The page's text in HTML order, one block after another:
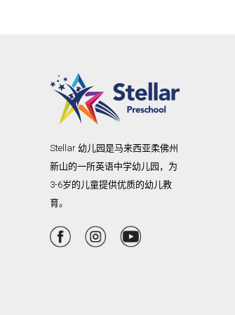
Stellar 幼儿园是马来西亚柔佛州
新山的一所英语中学幼儿园，为
3-6岁的儿童提供优质的幼儿教
育。